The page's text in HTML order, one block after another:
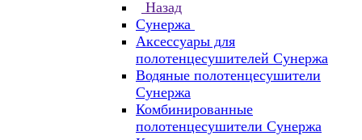
Назад
Сунержа
Аксессуары для
полотенцесушителей Сунержа
Водяные полотенцесушители
Сунержа
Комбинированные
полотенцесушители Сунержа